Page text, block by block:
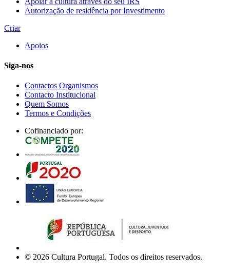
Autorização de residência por Investimento
Criar
Apoios
Siga-nos
Contactos Organismos
Contacto Institucional
Quem Somos
Termos e Condições
Cofinanciado por:
© 2026 Cultura Portugal. Todos os direitos reservados.